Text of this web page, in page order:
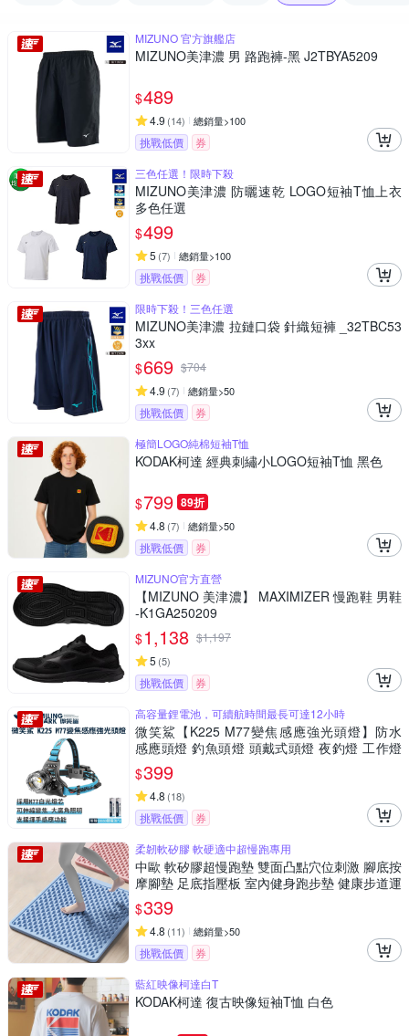
MIZUNO 官方旗艦店
MIZUNO美津濃 男 路跑褲-黑 J2TBYA5209
$489
4.9 (14) 總銷量>100
挑戰低價
券
三色任選！限時下殺
MIZUNO美津濃 防曬速乾 LOGO短袖T恤上衣
多色任選
$499
5 (7) 總銷量>100
挑戰低價
券
限時下殺！三色任選
MIZUNO美津濃 拉鏈口袋 針織短褲 _32TBC53
3xx
$669 $704
4.9 (7) 總銷量>50
挑戰低價
券
極簡LOGO純棉短袖T恤
KODAK柯達 經典刺繡小LOGO短袖T恤 黑色
$799 89折
4.8 (7) 總銷量>50
挑戰低價
券
MIZUNO官方直營
【MIZUNO 美津濃】 MAXIMIZER 慢跑鞋 男鞋
-K1GA250209
$1,138 $1,197
5 (5)
挑戰低價
券
高容量鋰電池，可續航時間最長可達12小時
微笑鯊【K225 M77變焦感應強光頭燈】防水
感應頭燈 釣魚頭燈 頭戴式頭燈 夜釣燈 工作燈
露營 登山 戶外照明 多功能照明_急速配
$399
4.8 (18)
挑戰低價
券
柔韌軟矽膠 軟硬適中超慢跑專用
中歐 軟矽膠超慢跑墊 雙面凸點穴位刺激 腳底按
摩腳墊 足底指壓板 室內健身跑步墊 健康步道運
動墊
$339
4.8 (11) 總銷量>50
挑戰低價
券
藍紅映像柯達白T
KODAK柯達 復古映像短袖T恤 白色